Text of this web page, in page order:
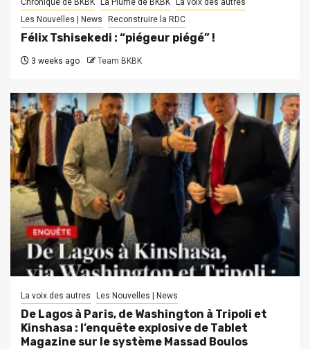
Chronique de BKBK La Plume de BKBK
La voix des autres
Les Nouvelles | News
Reconstruire la RDC
Félix Tshisekedi : “piégeur piégé” !
3 weeks ago Team BKBK
La voix des autres Les Nouvelles | News
De Lagos à Paris, de Washington à Tripoli et
Kinshasa : l’enquête explosive de Tablet
Magazine sur le système Massad Boulos